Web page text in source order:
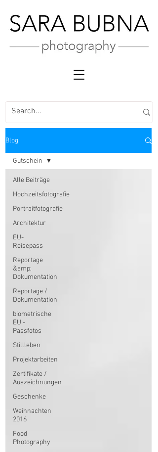
Blog
Alle Beiträge
Hochzeitsfotografie
Portraitfotografie
Architektur
EU-
Reisepass
Reportage
&amp;
Dokumentation
Reportage /
Dokumentation
biometrische
EU -
Passfotos
Stillleben
Projektarbeiten
Zertifikate /
Auszeichnungen
Geschenke
Weihnachten
2016
Food
Photography
Gutschein